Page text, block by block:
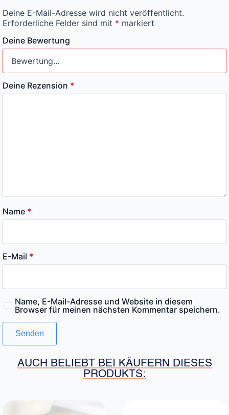
Deine E-Mail-Adresse wird nicht veröffentlicht.
Erforderliche Felder sind mit * markiert
Deine Bewertung
Deine Rezension *
Name *
E-Mail *
Name, E-Mail-Adresse und Website in diesem
Browser für meinen nächsten Kommentar speichern.
AUCH BELIEBT BEI KÄUFERN DIESES
PRODUKTS: